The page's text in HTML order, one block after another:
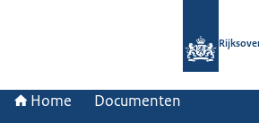
Home Documenten